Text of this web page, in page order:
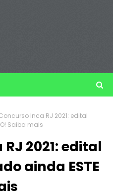
Inca RJ 2021: edital
Saiba mais
2021: edital
ainda ESTE